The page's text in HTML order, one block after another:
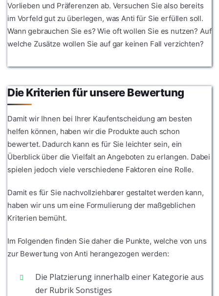
Vorlieben und Präferenzen ab. Versuchen Sie also bereits
im Vorfeld gut zu überlegen, was Anti für Sie erfüllen soll.
Wann gebrauchen Sie es? Wie oft wollen Sie es nutzen? Auf
welche Zusätze wollen Sie auf gar keinen Fall verzichten?
Die Kriterien für unsere Bewertung
Damit wir Ihnen bei Ihrer Kaufentscheidung am besten
helfen können, haben wir die Produkte auch schon
bewertet. Dadurch kann es für Sie leichter sein, ein
Überblick über die Vielfalt an Angeboten zu erlangen. Dabei
spielen jedoch viele verschiedene Faktoren eine Rolle.
Damit es für Sie nachvollziehbarer gestaltet werden kann,
haben wir uns um eine Formulierung der maßgeblichen
Kriterien bemüht.
Im Folgenden finden Sie daher die Punkte, welche von uns
zur Bewertung von Anti herangezogen werden:
Die Platzierung innerhalb einer Kategorie aus
der Rubrik Sonstiges